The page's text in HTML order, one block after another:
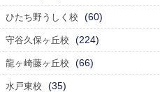
ひたち野うしく校 (60)
守谷久保ヶ丘校 (224)
龍ヶ崎藤ヶ丘校 (66)
水戸東校 (35)